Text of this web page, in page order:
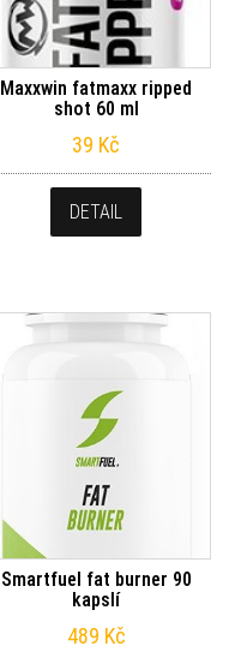
Maxxwin fatmaxx ripped
shot 60 ml
39 Kč
DETAIL
Smartfuel fat burner 90
kapslí
489 Kč